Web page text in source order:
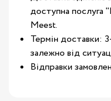
доступна послуга
Meest.
Термін доставки:
залежно від
Відправки